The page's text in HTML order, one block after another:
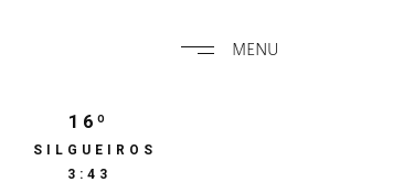
MENU
16º
SILGUEIROS
3:43